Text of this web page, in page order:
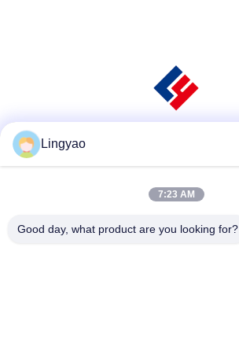
빠른 연락
Lingyao
7:23 AM
Good day, what product are you looking for?